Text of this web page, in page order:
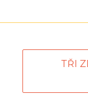
TŘI